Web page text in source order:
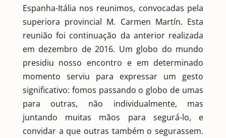
Espanha-Itália nos reunimos, convocadas pela
superiora provincial M. Carmen Martín. Esta
reunião foi continuação da anterior realizada
em dezembro de 2016. Um globo do mundo
presidiu nosso encontro e em determinado
momento serviu para expressar um gesto
significativo: fomos passando o globo de umas
para outras, não individualmente, mas
juntando muitas mãos para segurá-lo, e
convidar a que outras também o segurassem.